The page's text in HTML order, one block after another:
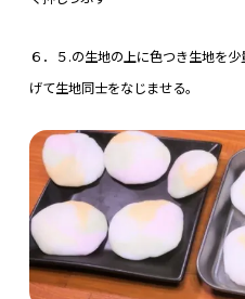
６．５.の生地の上に色つき生地を
げて生地同士をなじませる。